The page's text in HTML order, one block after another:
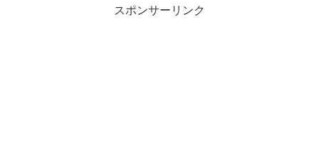
た影響もあるのか朝から賑わっていま
す。
スポンサーリンク